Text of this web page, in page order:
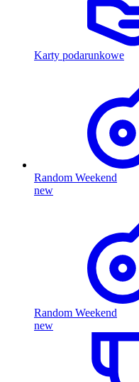
Karty podarunkowe
Random Weekend
new
Random Weekend
new